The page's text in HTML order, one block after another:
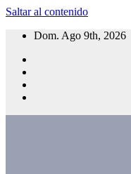
Saltar al contenido
Dom. Ago 9th, 2026